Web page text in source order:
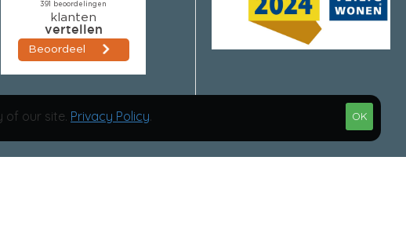
OK
of our site. Privacy Policy.